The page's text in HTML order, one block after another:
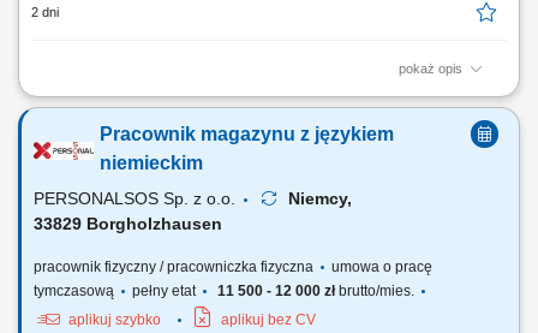
2 dni
pokaż opis
Zadania: Przepakowywanie towarów zgodnie z obowiązującymi
zamówień magazynowych; Kontrola jakości pakowanych produktów;
Utrzymywanie porządku i czystości na stanowisku pracy; Wykonywanie
Pracownik magazynu z językiem
niemieckim
PERSONALSOS Sp. z o.o.
Niemcy,
33829 Borgholzhausen
pracownik fizyczny / pracowniczka fizyczna
umowa o pracę
tymczasową
pełny etat 11 500 - 12 000 złbrutto/mies.
aplikuj szybko
aplikuj bez CV